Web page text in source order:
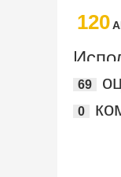
120
Москва
69
0